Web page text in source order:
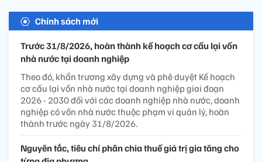
Chính sách mới
Trước 31/8/2026, hoàn thành kế hoạch cơ cấu lại vốn
nhà nước tại doanh nghiệp
Theo đó, khẩn trương xây dựng và phê duyệt Kế hoạch
cơ cấu lại vốn nhà nước tại doanh nghiệp giai đoạn
2026 - 2030 đối với các doanh nghiệp nhà nước, doanh
nghiệp có vốn nhà nước thuộc phạm vi quản lý, hoàn
thành trước ngày 31/8/2026.
Nguyên tắc, tiêu chí phân chia thuế giá trị gia tăng cho